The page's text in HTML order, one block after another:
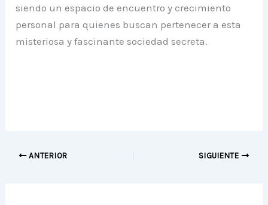
siendo un espacio de encuentro y crecimiento
personal para quienes buscan pertenecer a esta
misteriosa y fascinante sociedad secreta.
ANTERIOR SIGUIENTE